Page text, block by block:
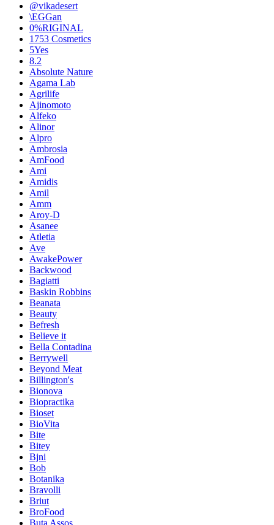
@vikadesert
\EGGan
0%RIGINAL
1753 Cosmetics
5Yes
8.2
Absolute Nature
Agama Lab
Agrilife
Ajinomoto
Alfeko
Alinor
Alpro
Ambrosia
AmFood
Ami
Amidis
Amil
Amm
Aroy-D
Asanee
Atletia
Ave
AwakePower
Backwood
Bagiatti
Baskin Robbins
Beanata
Beauty
Befresh
Believe it
Bella Contadina
Berrywell
Beyond Meat
Billington's
Bionova
Biopractika
Bioset
BioVita
Bite
Bitey
Bjni
Bob
Botanika
Bravolli
Briut
BroFood